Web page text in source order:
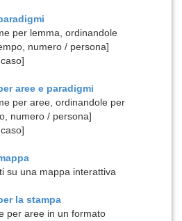
per lemma, ordinandole
numero / persona]
aree e paradigmi
per aree, ordinandole per
numero / persona]
su una mappa interattiva
lastampa
per aree in un formato